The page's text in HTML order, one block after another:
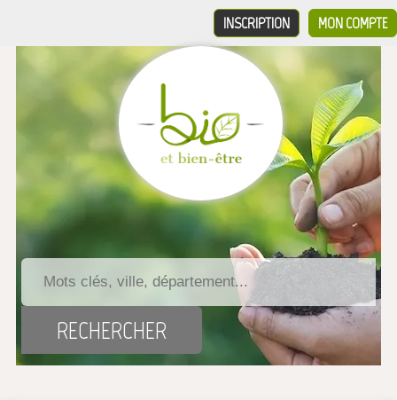
MON COMPTE
INSCRIPTION